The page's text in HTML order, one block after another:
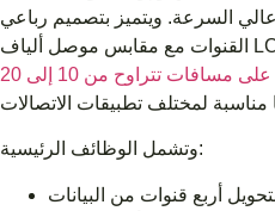
السرعة. ويتميز بتصميم رباعي
تصل إلى 40 جيجابت في الثانية على مسافات تتراوح من 10 إلى 20
وتشمل الوظائف الرئيسية:
أربع قنوات من البيانات